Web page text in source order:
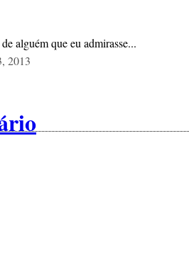
alguém que eu admirasse...
2013